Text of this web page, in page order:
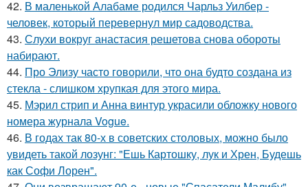
42. В маленькой Алабаме родился Чарльз Уилбер -
человек, который перевернул мир садоводства.
43. Слухи вокруг анастасия решетова снова обороты
набирают.
44. Про Элизу часто говорили, что она будто создана из
стекла - слишком хрупкая для этого мира.
45. Мэрил стрип и Анна винтур украсили обложку нового
номера журнала Vogue.
46. В годах так 80-х в советских столовых, можно было
увидеть такой лозунг: "Ешь Картошку, лук и Хрен, Будешь
как Софи Лорен".